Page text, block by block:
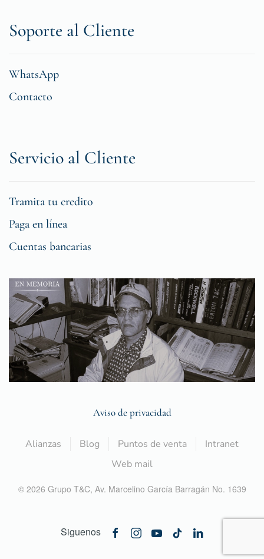
Soporte al Cliente
WhatsApp
Contacto
Servicio al Cliente
Tramita tu credito
Paga en línea
Cuentas bancarias
Aviso de privacidad
Alianzas Blog Puntos de venta
Intranet
Web mail
© 2026 Grupo T&C, Av. Marcelino García Barragán No. 1639
Siguenos